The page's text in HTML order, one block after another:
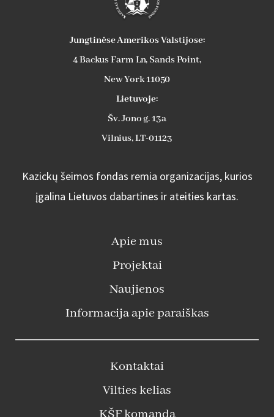
Jungtinėse Amerikos Valstijose:
4 Backus Farm Ln, Sands Point,
New York 11050
Lietuvoje:
Šv. Jono g. 13a
Vilnius, LT-01123
Kazickų šeimos fondas remia organizacijas, kurios
įgalina Lietuvos dabartines ir ateities kartas.
Apie mus
Projektai
Naujienos
Informacija apie paraiškas
Kontaktai
Vilties kelias